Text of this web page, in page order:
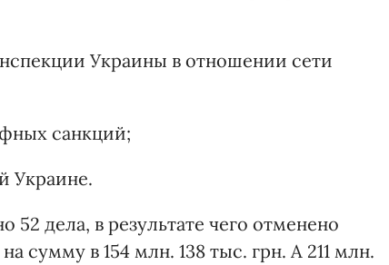
Украины в отношении сети
санкций;
Украине.
дела, в результате чего отменено
сумму в 154 млн. 138 тыс. грн. А 211 млн.